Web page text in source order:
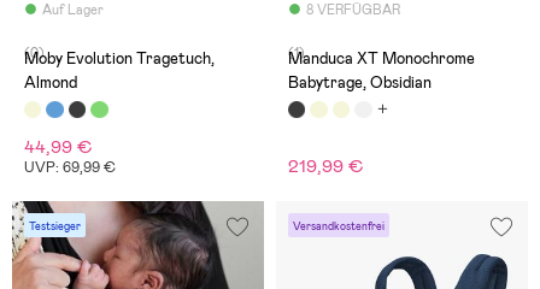
Auf Lager
(0)
Moby Evolution Tragetuch,
Almond
44,99 €
UVP: 69,99 €
8 VERFÜGBAR
(1)
Manduca XT Monochrome
Babytrage, Obsidian
219,99 €
Testsieger Versandkostenfrei